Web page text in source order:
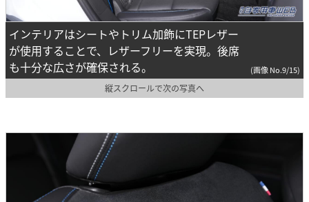
インテリアはシートやトリム加飾にTEPレザー
が使用することで、レザーフリーを実現。後席
も十分な広さが確保される。
(画像 No.9/15)
縦スクロールで次の写真へ